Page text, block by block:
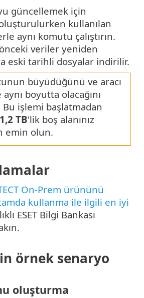
güncellemek için
kullanılan
aynı komutu çalıştırın.
veriler yeniden
eski tarihli dosyalar indirilir.
büyüdüğünü ve aracı
boyutta olacağını
Bu işlemi başlatmadan
1,2 TB'lik boş alanınız
emin olun.
On-Prem ürününü
kullanma ile ilgili en iyi
ESET Bilgi Bankası
örnek senaryo
oluşturma